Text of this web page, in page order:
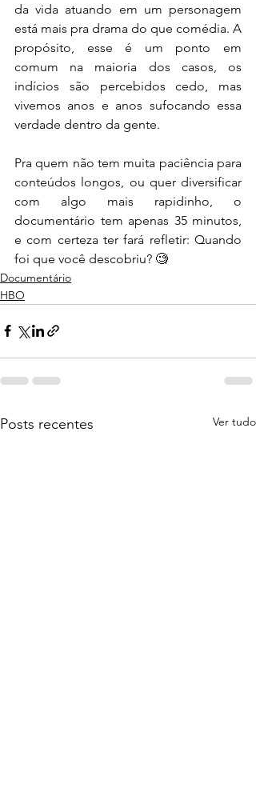
da vida atuando em um personagem
está mais pra drama do que comédia. A
propósito, esse é um ponto em
comum na maioria dos casos, os
indícios são percebidos cedo, mas
vivemos anos e anos sufocando essa
verdade dentro da gente.
Pra quem não tem muita paciência para
conteúdos longos, ou quer diversificar
com algo mais rapidinho, o
documentário tem apenas 35 minutos,
e com certeza ter fará refletir: Quando
foi que você descobriu? 🧐
Documentário
HBO
Posts recentes Ver tudo